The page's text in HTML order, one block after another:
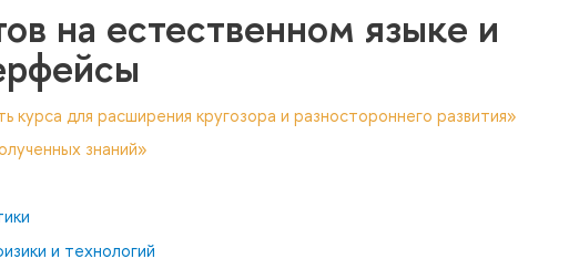
на естественном языке и
для расширения кругозора и разностороннего развития»
знаний»
и технологий